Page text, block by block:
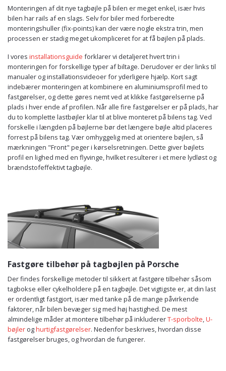
Monteringen af dit nye tagbøjle på bilen er meget enkel, især hvis
bilen har rails af en slags. Selv for biler med forberedte
monteringshuller (fix-points) kan der være nogle ekstra trin, men
processen er stadig meget ukompliceret for at få bøjlen på plads.
I vores installationsguide forklarer vi detaljeret hvert trin i
monteringen for forskellige typer af biltage. Derudover er der links til
manualer og installationsvideoer for yderligere hjælp. Kort sagt
indebærer monteringen at kombinere en aluminiumsprofil med to
fastgørelser, og dette gøres nemt ved at klikke fastgørelserne på
plads i hver ende af profilen. Når alle fire fastgørelser er på plads, har
du to komplette lastbøjler klar til at blive monteret på bilens tag. Ved
forskelle i længden på bøjlerne bør det længere bøjle altid placeres
forrest på bilens tag. Vær omhyggelig med at orientere bøjlen, så
mærkningen "Front" peger i kørselsretningen. Dette giver bøjlets
profil en lighed med en flyvinge, hvilket resulterer i et mere lydløst og
brændstofeffektivt tagbøjle.
Fastgøre tilbehør på tagbøjlen på Porsche
Der findes forskellige metoder til sikkert at fastgøre tilbehør såsom
tagbokse eller cykelholdere på en tagbøjle. Det vigtigste er, at din last
er ordentligt fastgjort, især med tanke på de mange påvirkende
faktorer, når bilen bevæger sig med høj hastighed. De mest
almindelige måder at montere tilbehør på inkludererT-sporbolte,U-
bøjler oghurtigfastgørelser. Nedenfor beskrives, hvordan disse
fastgørelser bruges, og hvordan de fungerer.